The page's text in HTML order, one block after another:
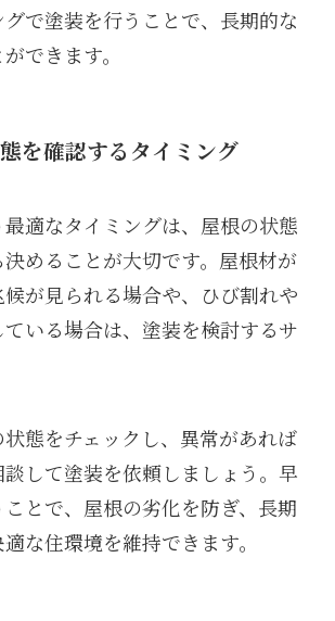
で塗装を行うことで、長期的な
できます。
を確認するタイミング
適なタイミングは、屋根の状態
めることが大切です。屋根材が
が見られる場合や、ひび割れや
いる場合は、塗装を検討するサ
態をチェックし、異常があれば
して塗装を依頼しましょう。早
とで、屋根の劣化を防ぎ、長期
な住環境を維持できます。